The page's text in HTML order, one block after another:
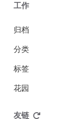
工作
归档
分类
标签
花园
友链